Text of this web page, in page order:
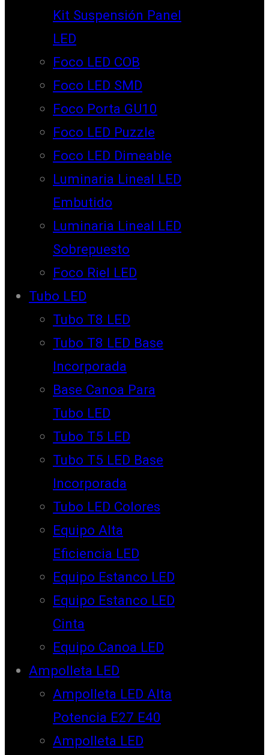
Kit Suspensión Panel
LED
Foco LED COB
Foco LED SMD
Foco Porta GU10
Foco LED Puzzle
Foco LED Dimeable
Luminaria Lineal LED
Embutido
Luminaria Lineal LED
Sobrepuesto
Foco Riel LED
Tubo LED
Tubo T8 LED
Tubo T8 LED Base
Incorporada
Base Canoa Para
Tubo LED
Tubo T5 LED
Tubo T5 LED Base
Incorporada
Tubo LED Colores
Equipo Alta
Eficiencia LED
Equipo Estanco LED
Equipo Estanco LED
Cinta
Equipo Canoa LED
Ampolleta LED
Ampolleta LED Alta
Potencia E27 E40
Ampolleta LED